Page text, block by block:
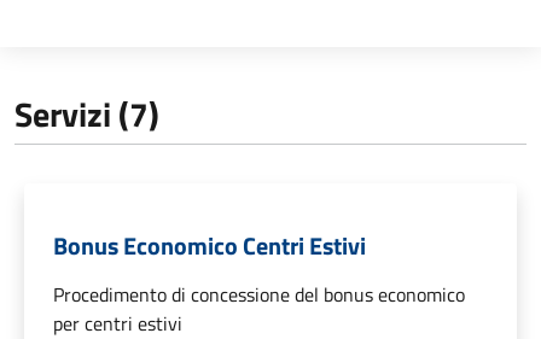
Servizi (7)
Bonus Economico Centri Estivi
Procedimento di concessione del bonus economico
per centri estivi